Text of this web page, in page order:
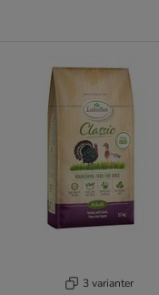
3 varianter